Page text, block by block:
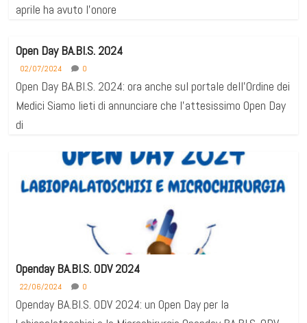
aprile ha avuto l'onore
Open Day BA.BI.S. 2024
02/07/2024 0
Open Day BA.BI.S. 2024: ora anche sul portale dell'Ordine dei
Medici Siamo lieti di annunciare che l'attesissimo Open Day
di
Openday BA.BI.S. ODV 2024
22/06/2024 0
Openday BA.BI.S. ODV 2024: un Open Day per la